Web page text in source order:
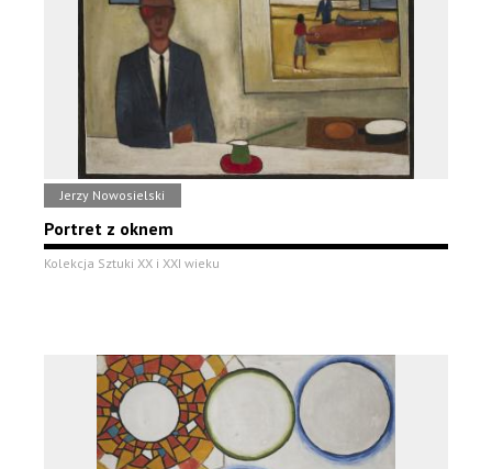
Jerzy Nowosielski
Portret z oknem
Kolekcja Sztuki XX i XXI wieku